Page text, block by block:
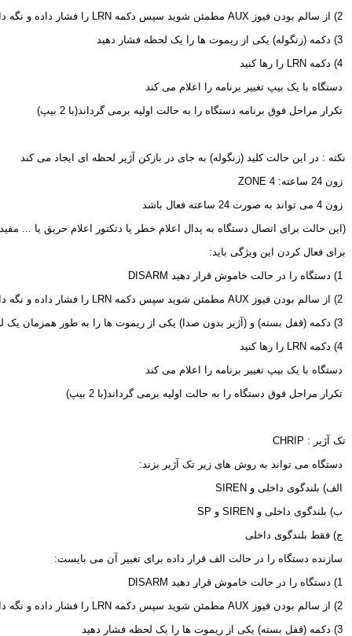
AUX مطمئن شوید سپس دکمه LRN را فشار داده و نگه
LRN را رها کنید
دستگاه با یک بیپ تغییر برنامه را اعلام می کند
تکرار مراحل فوق برنامه دستگاه را به حالت اولیه برمی گرداند(با 2 بیپ)
نکته : در این حالت کلید (زنگوله) به جای در بازکن آژیر لحظه ای ایجاد می کند
زون 24 ساعته:
ZONE 4
زون 4 می تواند به صورت 24 ساعته فعال باشد
(این حالت برای اتصال دستگاه به پدال اعلام خطر یا دتکتور اعلام حریق یا ...
برای فعال کردن این ویژگی باید:
DISARM
AUX مطمئن شوید سپس دکمه LRN را فشار داده و نگه
LRN را رها کنید
دستگاه با یک بیپ تغییر برنامه را اعلام می کند
تکرار مراحل فوق دستگاه را به حالت اولیه برمی گرداند(با 2 بیپ)
تک آژیر : CHRIP
دستگاه می تواند به روش های زیر تک آژیر بزند:
الف) بلندگوی داخلی و SIREN
ب) بلندگوی داخلی و SIREN و SP
ج) فقط بلندگوی داخلی
سازنده دستگاه را در حالت الف قرار داده برای تغییر آن می بایست:
DISARM
AUX مطمئن شوید سپس دکمه LRN را فشار داده و نگه